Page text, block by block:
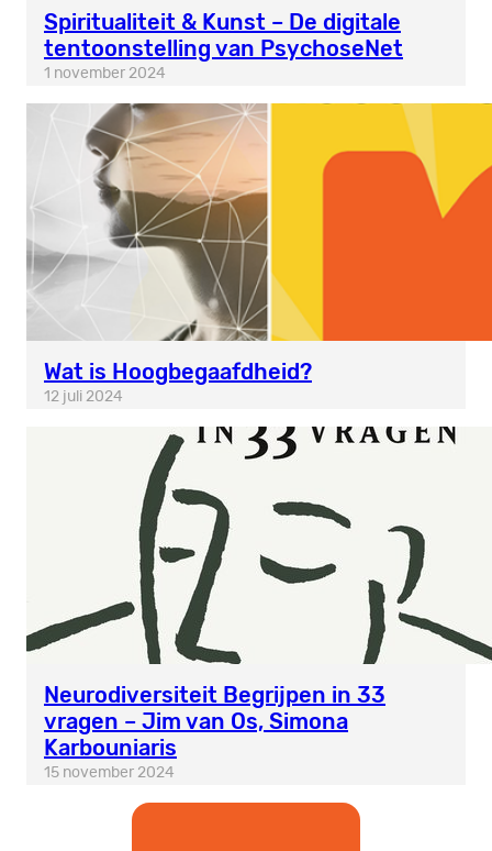
Spiritualiteit & Kunst – De digitale
tentoonstelling van PsychoseNet
1 november 2024
Wat is Hoogbegaafdheid?
12 juli 2024
Neurodiversiteit Begrijpen in 33
vragen – Jim van Os, Simona
Karbouniaris
15 november 2024